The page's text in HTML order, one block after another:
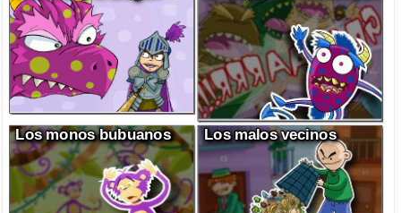
Los monos bubuanos Los malos vecinos